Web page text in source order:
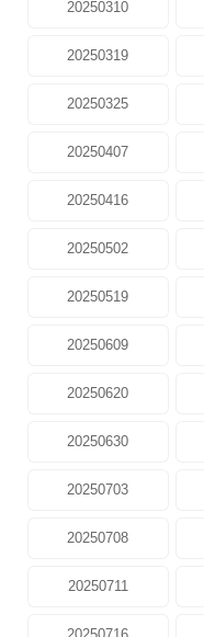
20250310
20250319
20250325
20250407
20250416
20250502
20250519
20250609
20250620
20250630
20250703
20250708
20250711